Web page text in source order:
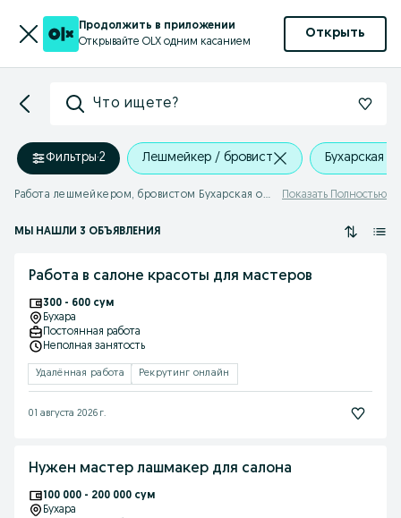
Продолжить в приложении
Открывайте OLX одним касанием
Открыть
Что ищете?
Фильтры·2 Лешмейкер / бровист Бухарская
Работа лешмейкером, бровистом Бухарская область Показать Полностью
МЫ НАШЛИ 3 ОБЪЯВЛЕНИЯ
Работа в салоне красоты для мастеров
300 - 600 сум
Бухара
Постоянная работа
Неполная занятость
Удалённая работа Рекрутинг онлайн
01 августа 2026 г.
Нужен мастер лашмакер для салона
100 000 - 200 000 сум
Бухара